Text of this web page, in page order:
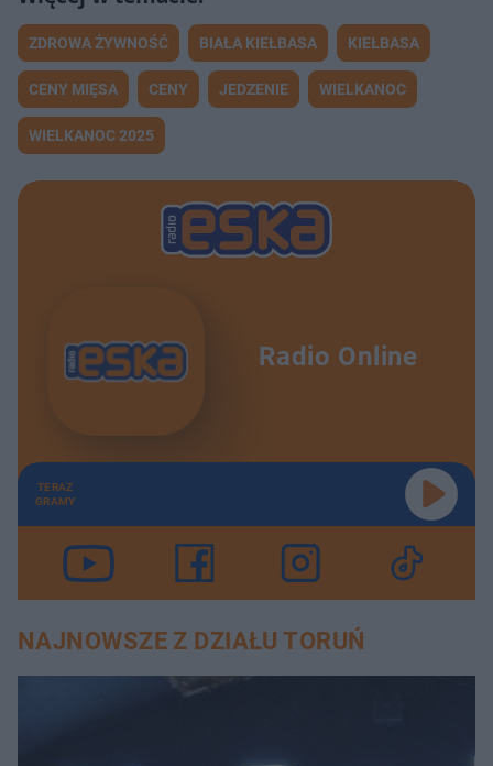
ZDROWA ŻYWNOŚĆ BIAŁA KIEŁBASA KIEŁBASA
CENY MIĘSA CENY JEDZENIE WIELKANOC
WIELKANOC 2025
Radio Online
TERAZ
GRAMY
NAJNOWSZE Z DZIAŁU TORUŃ